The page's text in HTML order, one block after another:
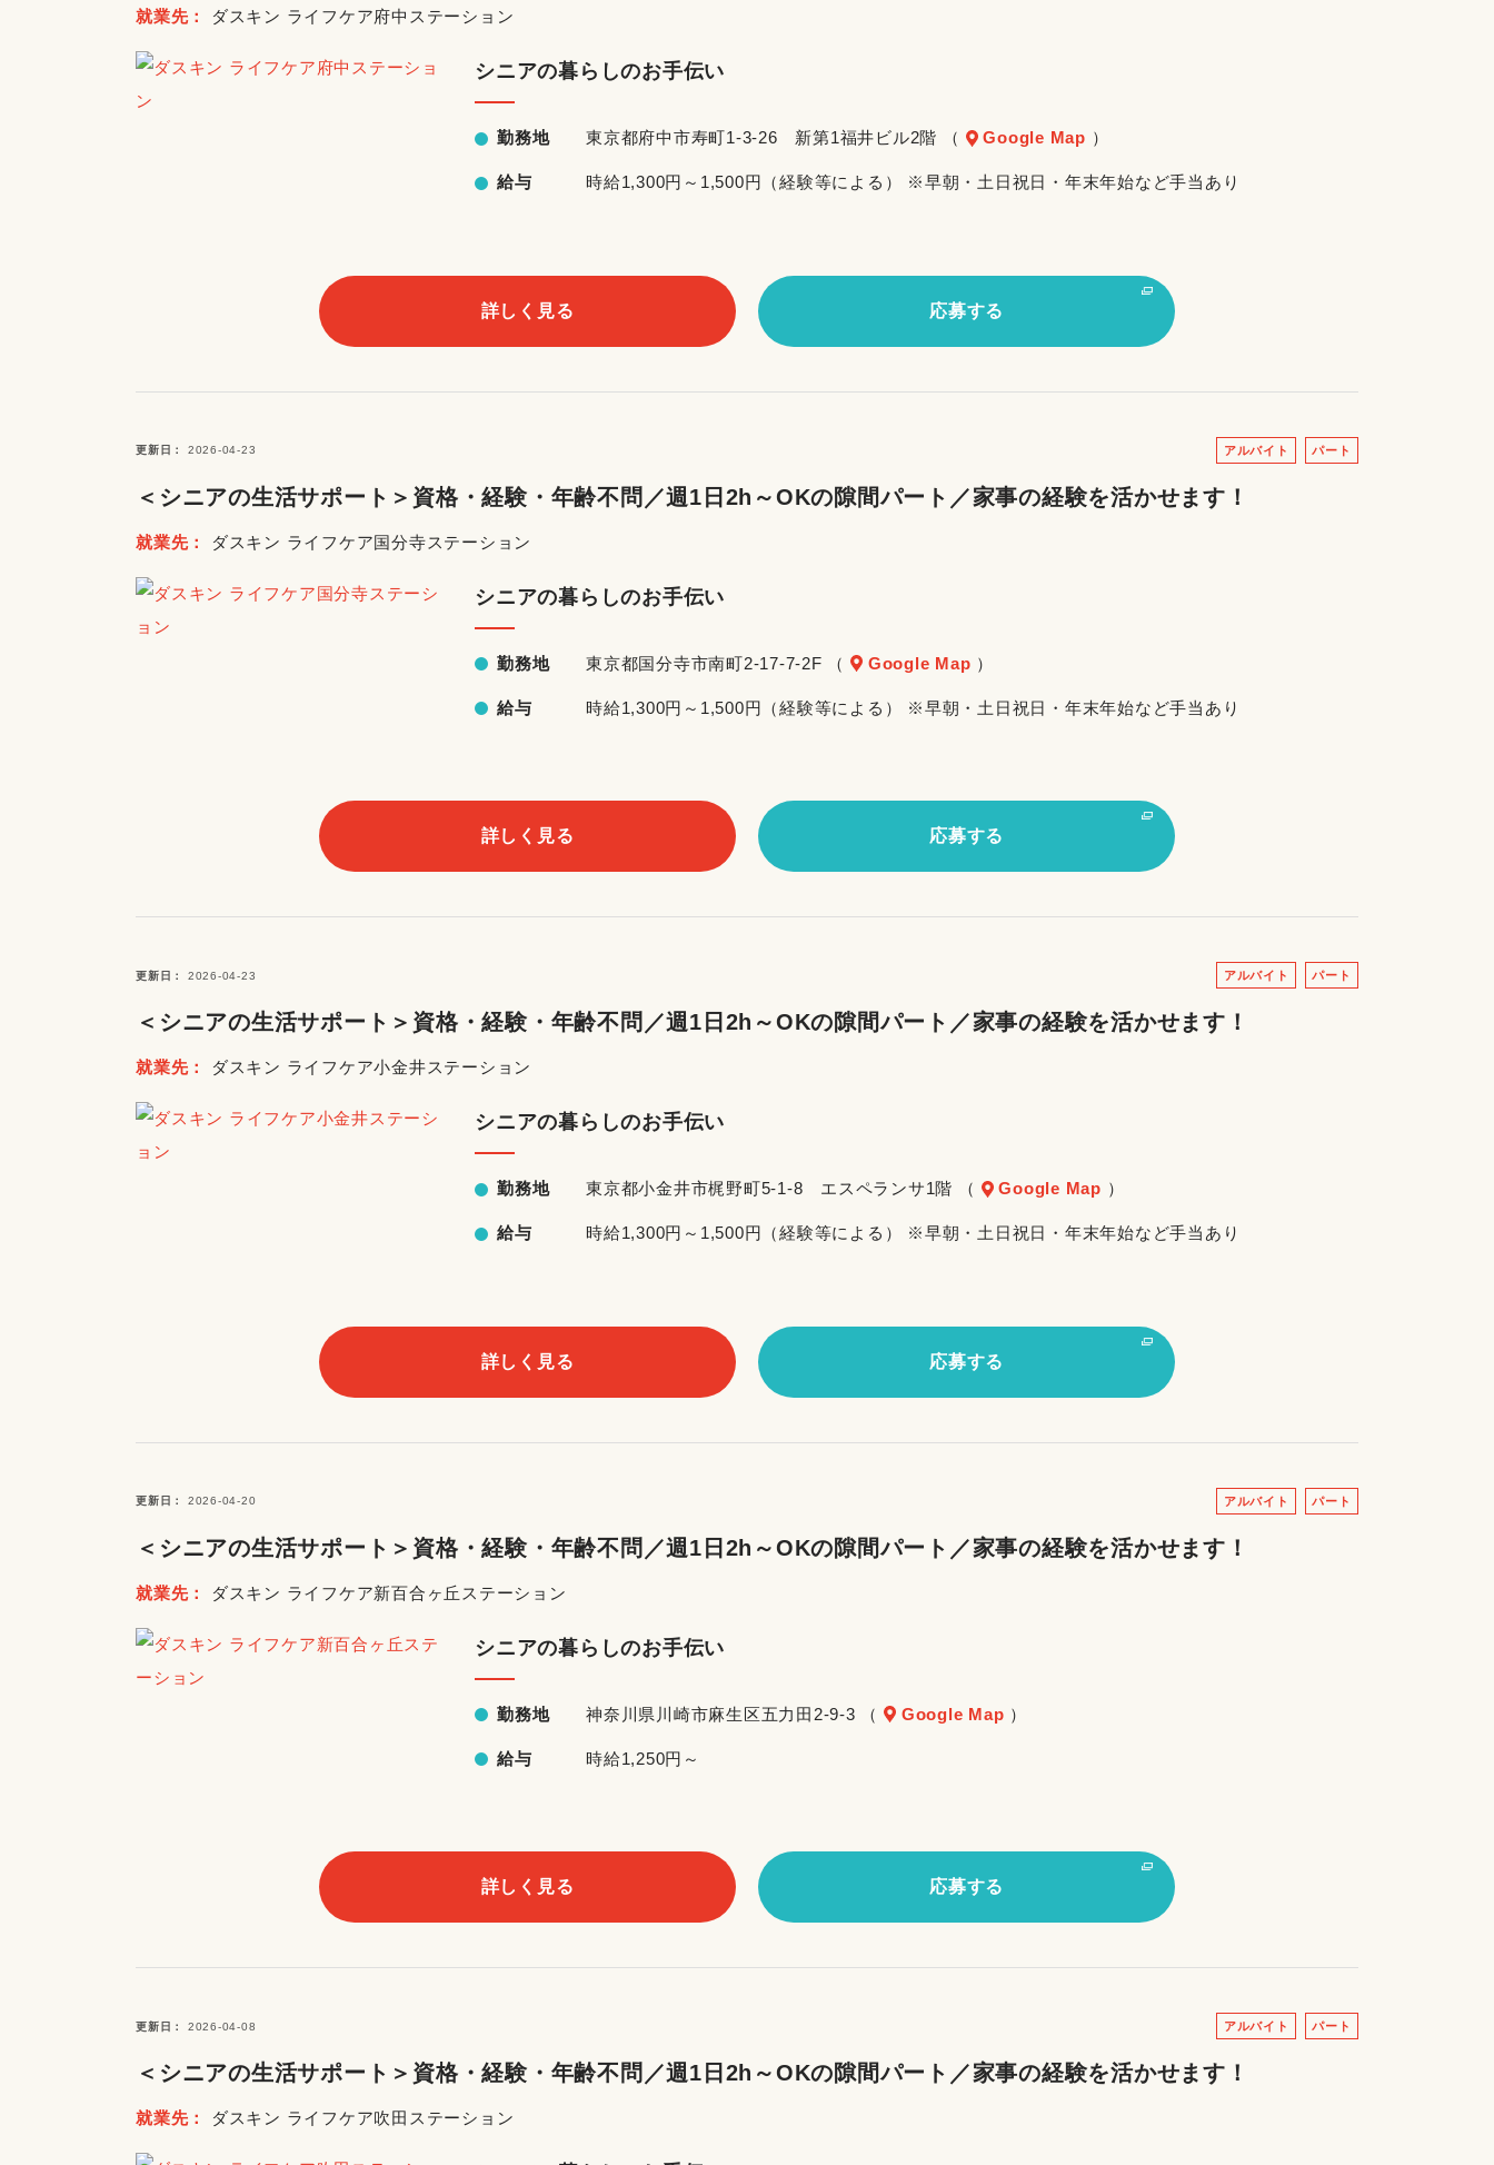
就業先 ダスキン ライフケア府中ステーション
シニアの暮らしのお手伝い
勤務地 東京都府中市寿町1-3-26 新第1福井ビル2階 （ Google Map ）
給与 時給1,300円～1,500円（経験等による） ※早朝・土日祝日・年末年始など手当あり
詳しく見る 応募する
更新日 2026-04-23 アルバイト パート
＜シニアの生活サポート＞資格・経験・年齢不問／週1日2h～OKの隙間パート／家事の経験を活かせます！
就業先 ダスキン ライフケア国分寺ステーション
シニアの暮らしのお手伝い
勤務地 東京都国分寺市南町2-17-7-2F （ Google Map ）
給与 時給1,300円～1,500円（経験等による） ※早朝・土日祝日・年末年始など手当あり
詳しく見る 応募する
更新日 2026-04-23 アルバイト パート
＜シニアの生活サポート＞資格・経験・年齢不問／週1日2h～OKの隙間パート／家事の経験を活かせます！
就業先 ダスキン ライフケア小金井ステーション
シニアの暮らしのお手伝い
勤務地 東京都小金井市梶野町5-1-8 エスペランサ1階 （ Google Map ）
給与 時給1,300円～1,500円（経験等による） ※早朝・土日祝日・年末年始など手当あり
詳しく見る 応募する
更新日 2026-04-20 アルバイト パート
＜シニアの生活サポート＞資格・経験・年齢不問／週1日2h～OKの隙間パート／家事の経験を活かせます！
就業先 ダスキン ライフケア新百合ヶ丘ステーション
シニアの暮らしのお手伝い
勤務地 神奈川県川崎市麻生区五力田2-9-3 （ Google Map ）
給与 時給1,250円～
詳しく見る 応募する
更新日 2026-04-08 アルバイト パート
＜シニアの生活サポート＞資格・経験・年齢不問／週1日2h～OKの隙間パート／家事の経験を活かせます！
就業先 ダスキン ライフケア吹田ステーション